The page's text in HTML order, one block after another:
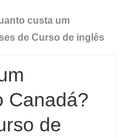
custa um
de Curso de inglês
Canadá?
de